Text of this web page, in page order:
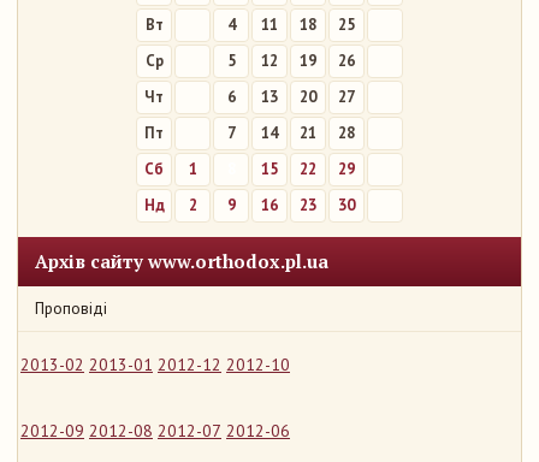
Вт
4 11 18
25
Ср
5 12 19
26
Чт
6 13 20
27
Пт
7 14 21
28
Сб
1 15 22
29
Нд
2 9 16 23 30
Архів сайту www.orthodox.pl.ua
Проповіді
2013-02 2013-01 2012-12 2012-10
2012-09 2012-08 2012-07 2012-06